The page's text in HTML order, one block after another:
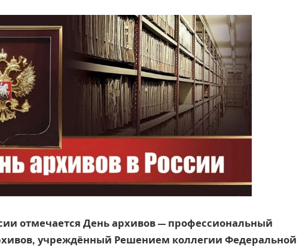
отмечается День архивов — профессиональный
учреждённый Решением коллегии Федеральной